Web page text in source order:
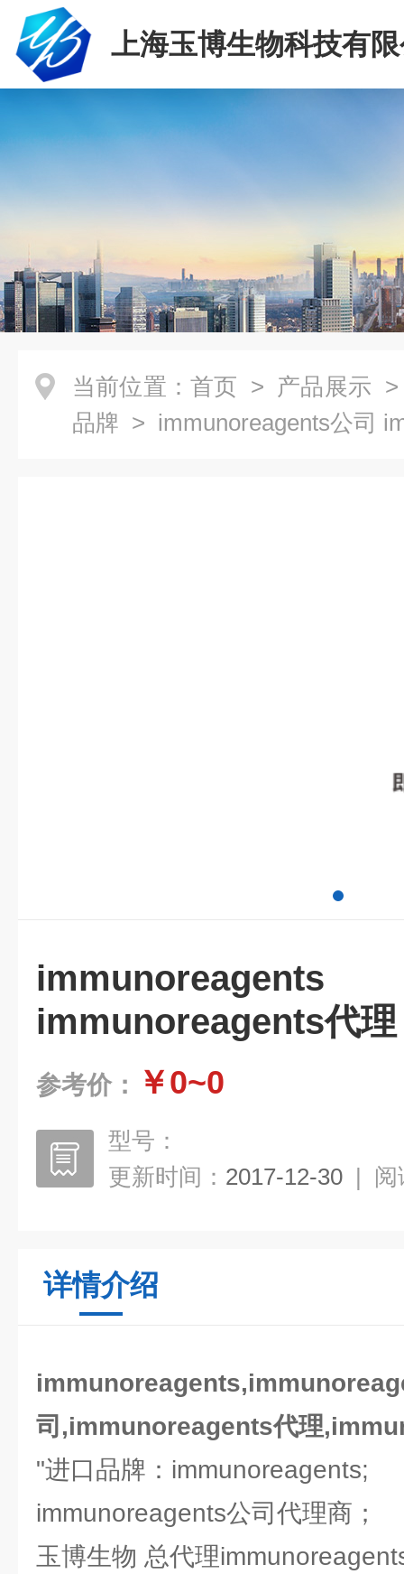
上海玉博生物科技有
当前位置： 首页 > 产品展示
品牌 > immunoreagents公司
immunoreagents代理
参考价： ￥0~0
型号：
更新时间： 2017-12-30 | 阅
详情介绍
司,immunoreagents代理
"进口品牌：immunoreagents;
immunoreagents公司代理商；
玉博生物 总代理